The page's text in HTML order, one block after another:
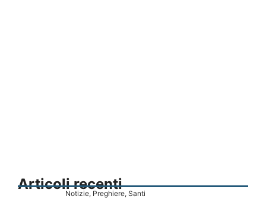
Articoli recenti
Notizie, Preghiere, Santi